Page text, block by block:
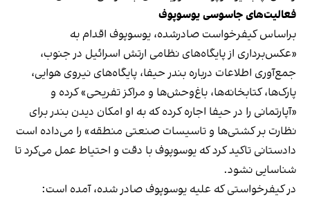
فعالیت‌های جاسوسی یوسوپوف
براساس کیفرخواست صادرشده، یوسوپوف اقدام به
«عکس‌برداری از پایگاه‌های نظامی ارتش اسرائیل در جنوب،
جمع‌آوری اطلاعات درباره بندر حیفا، پایگاه‌های نیروی هوایی،
پارک‌ها، کتابخانه‌ها، باغ‌وحش‌ها و مراکز تفریحی» کرده و
«آپارتمانی را در حیفا اجاره کرده که به او امکان دیدن بندر برای
نظارت بر کشتی‌ها و تاسیسات صنعتی منطقه» را می‌داده است
دادستانی تاکید کرد که یوسوپوف با دقت و احتیاط عمل می‌کرد تا
شناسایی نشود.
در کیفرخواستی که علیه یوسوپوف صادر شده، آمده است: